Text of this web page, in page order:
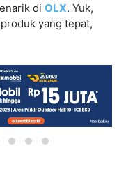
di OLX. Yuk,
yang tepat,